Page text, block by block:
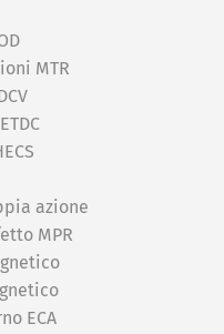
MTR
azione
MPR
ECA